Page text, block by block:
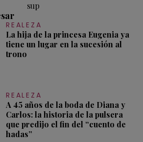
sup
REALEZA
La hija de la princesa Eugenia ya
tiene un lugar en la sucesión al
trono
REALEZA
A 45 años de la boda de Diana y
Carlos: la historia de la pulsera
que predijo el fin del “cuento de
hadas”